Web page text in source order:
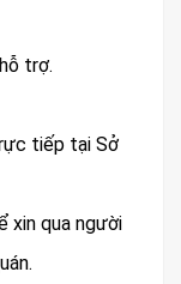
trợ.
tiếp tại Sở
xin qua người